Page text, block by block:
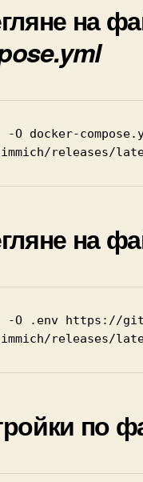
на
-O docker-
releases/
на
-O .env https://
releases/
по